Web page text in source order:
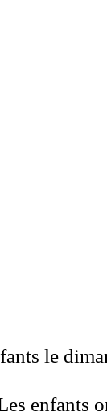
le
enfants